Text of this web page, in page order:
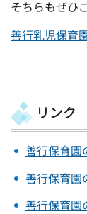
そちらもぜひ
善行乳児保育
リンク
善行保育園
善行保育園
善行保育園